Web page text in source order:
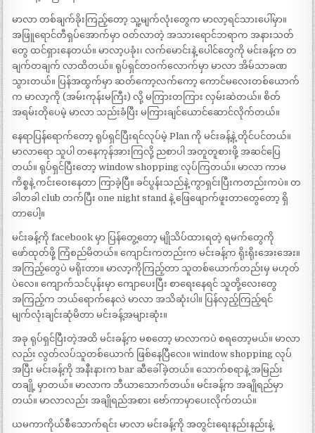
မာလာ တစ်ချက်ခိုးကြည့်တော့ သူ့မျက်လုံးတွေက မာလာ့ရင်သားပေါ်မှာ။
အဖြူရောင်တီရှပ်အောက်မှာ ဝတ်လာတဲ့ အသားရောင်ဘရာက အနားသတ်
တွေ ထင်ရှားနေတယ်။ မာလာ့ပခုံး၊ လက်မောင်းနဲ့ ပေါင်တွေကို မင်းခန့်က တ
ချက်တချက် လာထိတယ်။ ရုပ်ရှင်တဝက်လောက်မှာ မာလာ အိမ်သာခဏ
သွားတယ်။ ပြန်အထွက်မှာ ဆတ်ကော့လက်ကော့ ကောင်မလေးတစ်ယောက်
က မာလာ့ကို (အမ်းကုန်းမကြီး) လို့ မကြားတကြား လှမ်းဆဲတယ်။ စိတ်
အရမ်းတိုပေမဲ့ မာလာ သည်းခံပြီး မကြားချင်ယောင်ဆောင်လိုက်တယ်။
နေရာပြန်ရောက်တော့ ရုပ်ရှင်ပြီးရင်လုပ်မဲ့ Plan ကို မင်းခန့်နဲ့ တိုင်ပင်တယ်။
မာလာရော သူပါ တနေကုန်အားကြလို့ ညစာပါ အတူတူစားဖို့ အဆင်ပြေ
တယ်။ ရုပ်ရှင်ပြီးတော့ window shopping လုပ်ကြတယ်။ မာလာ ကာမ
ကိစ္စနဲ့ ကင်းဝေးနေတာ ကြာခဲ့ပြီ။ ခင်ပွန်းသည်နဲ့ ကွာရှင်းပြီးကတည်းကပဲ။ တ
ခါတခါ club တက်ပြီး one night stand နဲ့ ဖြေဖျောက်ဖူးတာတွေတော့ ရှိ
တာပေါ့။
မင်းခန့်ကို facebook မှာ ပြန်တွေ့တော့ မျိုသိပ်ထားရတဲ့ ရမက်တွေကို
ဖော်ထုတ်ဖို့ ကြံစည်မိတယ်။ ကျောင်းကတည်းက မင်းခန့်က ရိုးရိုးအေးအေး။
အကြည့်တွေပဲ မရိုးတာ။ မာလာ့ကိုကြည့်တာ သူတစ်ယောက်တည်းမှ မဟုတ်
ပဲလေ။ ကျောက်သင်ပုန်းမှာ ကျောပေးပြီး စာရေးနေရင် သူတို့လေးတွေ
အကြည့်က ဘယ်ရောက်နေလဲ မာလာ အသိဆုံးပါ။ ပြန်လှည့်ကြည့်ရင်
မျက်လုံးချင်းဆုံမိတာ မင်းခန့်အများဆုံး။
အခု ရုပ်ရှင်ပြီးတဲ့အထိ မင်းခန့်က မစတော့ မာလာကပဲ စရတော့မယ်။ မာလာ
လည်း လွတ်လပ်သူတစ်ယောက် ဖြစ်နေပြီလေ။ window shopping လုပ်
အပြီး မင်းခန့်ကို အနီးနားက bar ဆီခေါ်ခဲ့တယ်။ သောက်စရာနဲ့ အမြည်း
တချို့ မှာတယ်။ မာလာက ဘီယာသောက်တယ်။ မင်းခန့်က အချိုရည်မှာ
တယ်။ မာလာလည်း အချိုရည်အစား ဗော်ကာမှာပေးလိုက်တယ်။
ယမကာကိုယ်စီသောက်ရင်း မာလာ မင်းခန့်ကို အတွင်းရေးနည်းနည်းနဲ့